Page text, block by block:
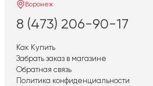
Воронеж
8 (473) 206-90-17
Как Купить
Забрать заказ в магазине
Обратная связь
Политика конфиденциальности